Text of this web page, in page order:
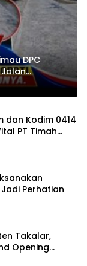
DPC
Jalan
dan Kodim 0414
PT Timah
Perhatian
Takalar,
Opening
Melayani